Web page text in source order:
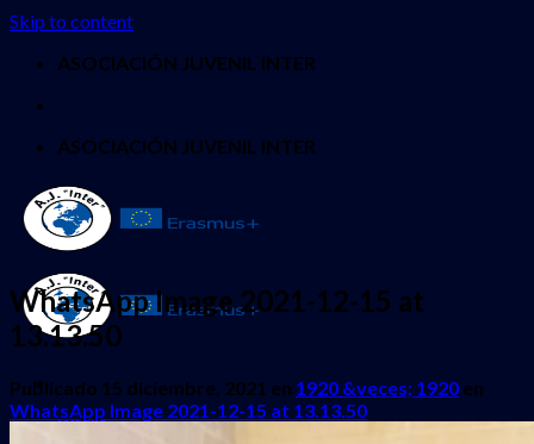
Skip to content
ASOCIACIÓN JUVENIL INTER
ASOCIACIÓN JUVENIL INTER
INICIO
WhatsApp Image 2021-12-15 at
13.13.50
Publicado 15 diciembre, 2021 en 1920 &veces; 1920 en
WhatsApp Image 2021-12-15 at 13.13.50